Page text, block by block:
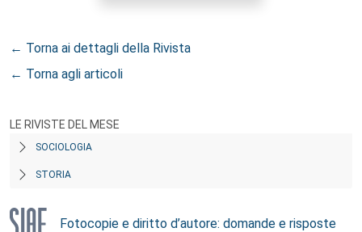
← Torna ai dettagli della Rivista
← Torna agli articoli
LE RIVISTE DEL MESE
SOCIOLOGIA
STORIA
Fotocopie e diritto d’autore: domande e risposte